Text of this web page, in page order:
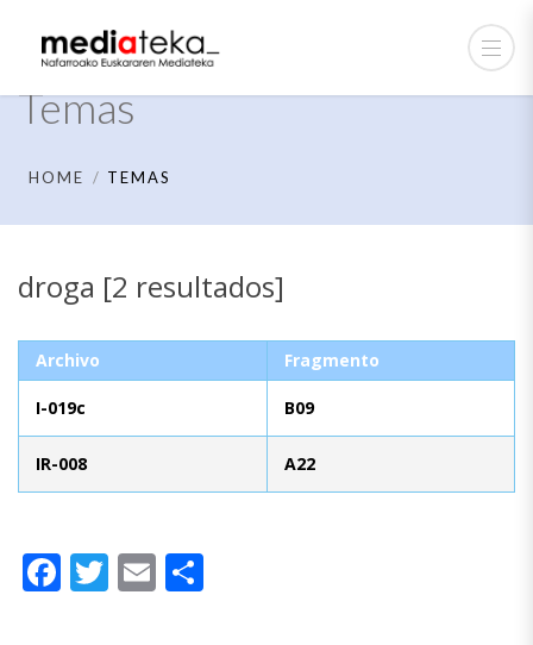
Temas
HOME TEMAS
droga [2 resultados]
Archivo Fragmento
I-019c B09
IR-008 A22
Facebook
Twitter
Email